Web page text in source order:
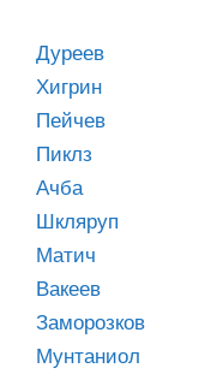
Дуреев
Хигрин
Пейчев
Пиклз
Ачба
Шкляруп
Матич
Вакеев
Заморозков
Мунтаниол